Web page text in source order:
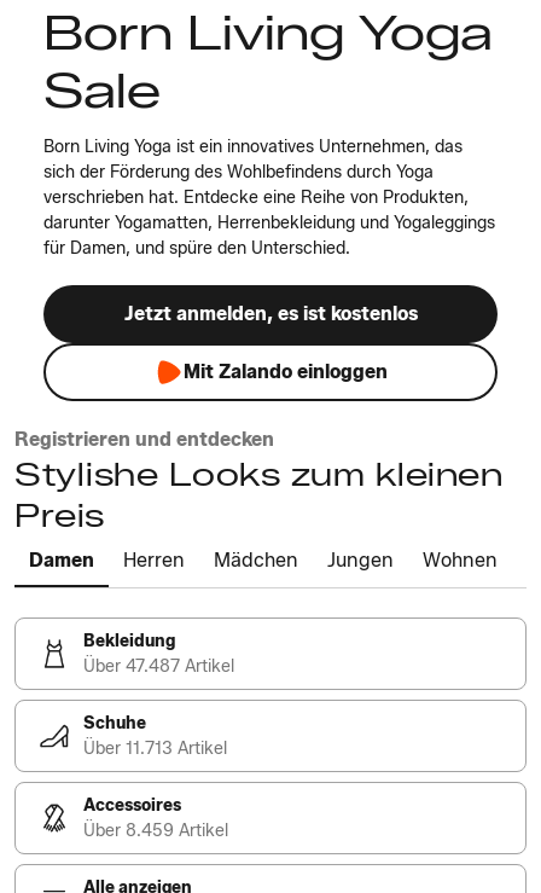
Born Living Yoga
Sale
Born Living Yoga ist ein innovatives Unternehmen, das
sich der Förderung des Wohlbefindens durch Yoga
verschrieben hat. Entdecke eine Reihe von Produkten,
darunter Yogamatten, Herrenbekleidung und Yogaleggings
für Damen, und spüre den Unterschied.
Jetzt anmelden, es ist kostenlos
Mit Zalando einloggen
Registrieren und entdecken
Stylishe Looks zum kleinen
Preis
Damen Herren Mädchen Jungen Wohnen
Bekleidung
Über 47.487 Artikel
Schuhe
Über 11.713 Artikel
Accessoires
Über 8.459 Artikel
Alle anzeigen